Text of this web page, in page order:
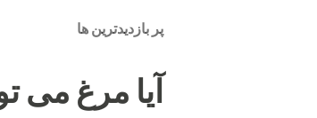
پر بازدیدترین ها
آیا مرغ می تواند